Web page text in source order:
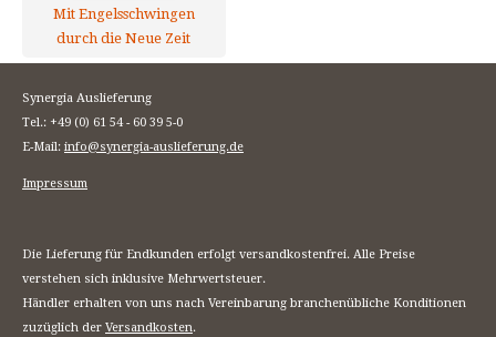
Mit Engelsschwingen
durch die Neue Zeit
Synergia Auslieferung
Tel.: +49 (0) 61 54 - 60 39 5-0
E-Mail: info@synergia-auslieferung.de
Impressum
Die Lieferung für Endkunden erfolgt versandkostenfrei. Alle Preise
verstehen sich inklusive Mehrwertsteuer.
Händler erhalten von uns nach Vereinbarung branchenübliche Konditionen
zuzüglich der Versandkosten.